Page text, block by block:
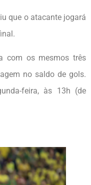
que o atacante jogará
com os mesmos três
no saldo de gols.
feira, às 13h (de